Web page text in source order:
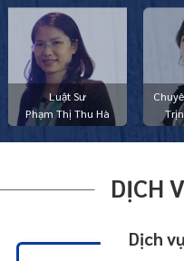
Luật Sư
Phạm Thị Thu Hà
DỊCH
Dịch